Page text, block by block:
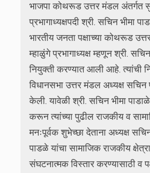
भाजपा कोथरूड उत्तर मंडल अंतर्गत
प्रभागाध्यक्षपदी श्री. सचिन भीमा
भारतीय जनता पक्षाच्या कोथरूड
म्हाळुंगे प्रभागाध्यक्ष म्हणून श्री.
नियुक्ती करण्यात आली आहे. त्यांची
विधानसभा उत्तर मंडल अध्यक्ष सचिन
केली. यावेळी श्री. सचिन भीमा
करून त्यांच्या पुढील राजकीय व
मनःपूर्वक शुभेच्छा देताना अध्यक्ष
पाडळे यांचा सामाजिक राजकीय
संघटनात्मक विस्तार करण्यासाठी व